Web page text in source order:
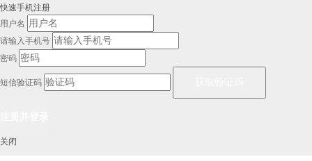
快速手机注册
用户名
请输入手机号
密码
短信验证码
关闭